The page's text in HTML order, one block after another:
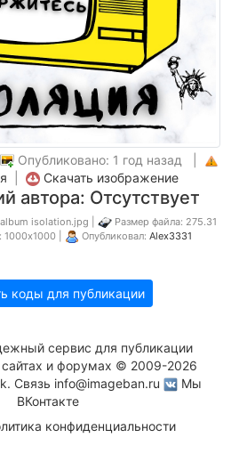
Опубликовано: 1 год назад |
Скачать изображение
автора: Отсутствует
isolation.jpg |
Размер файла: 275.31
1000x1000 | Опубликовал: Alex3331
коды для публикации
сервис для публикации
и форумах © 2009-2026
Связь info@imageban.ru
Мы
ВКонтакте
конфиденциальности